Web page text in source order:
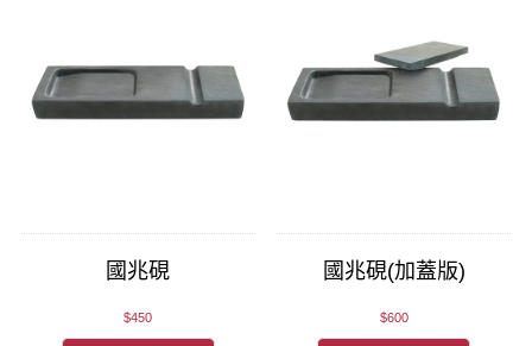
國兆硯
$450
國兆硯(加蓋版)
$600